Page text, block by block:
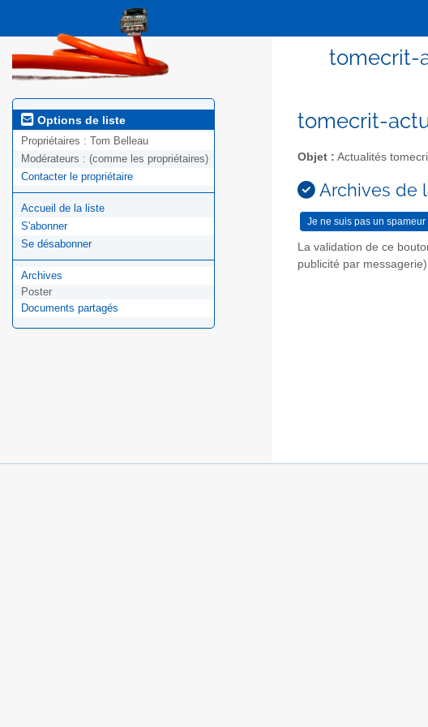
tomecrit-
Options de liste
Propriétaires : Tom Belleau
Modérateurs : (comme les propriétaires)
Contacter le propriétaire
Accueil de la liste
S'abonner
Se désabonner
Archives
Poster
Documents partagés
tomecrit-
Objet : Actualités
Archives de
La validation de ce
publicité par